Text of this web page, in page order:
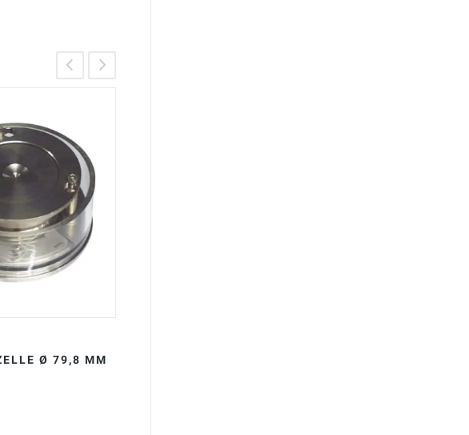
Ø 79,8 MM